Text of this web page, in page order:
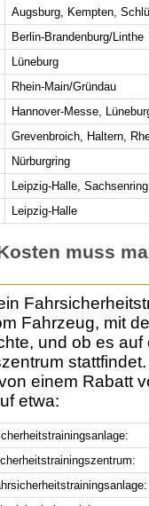
Augsburg, Kempten,
Berlin-Brandenburg/Linthe
Lüneburg
Rhein-Main/Gründau
Hannover-Messe,
Grevenbroich, Haltern,
Nürburgring
Leipzig-Halle, Sachsenring
Leipzig-Halle
muss
Fahrzeug, mit
und ob es
einem Rabatt
etwa: